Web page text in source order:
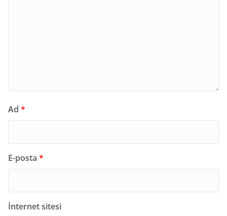
Ad *
E-posta *
İnternet sitesi